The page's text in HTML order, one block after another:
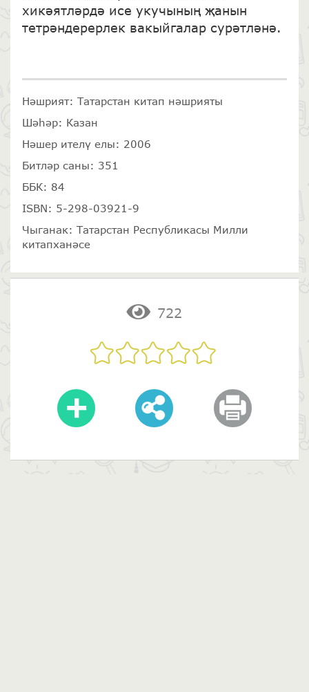
хикәятләрдә исе укучының җанын
тетрәндерерлек вакыйгалар сурәтләнә.
Нәшрият: Татарстан китап нәшрияты
Шәһәр: Казан
Нәшер ителү елы: 2006
Битләр саны: 351
ББК: 84
ISBN: 5-298-03921-9
Чыганак: Татарстан Республикасы Милли
китапханәсе
722